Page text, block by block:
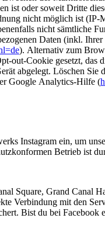
ist oder soweit Dritte
nicht möglich ist
nicht sämtliche
Daten (inkl.
). Alternativ zum
Cookie gesetzt, das
abgelegt. Löschen Sie
Google Analytics-Hilfe (
Instagram ein, um
Betrieb ist
Square, Grand Canal
Verbindung mit den
Bist du bei Facebook